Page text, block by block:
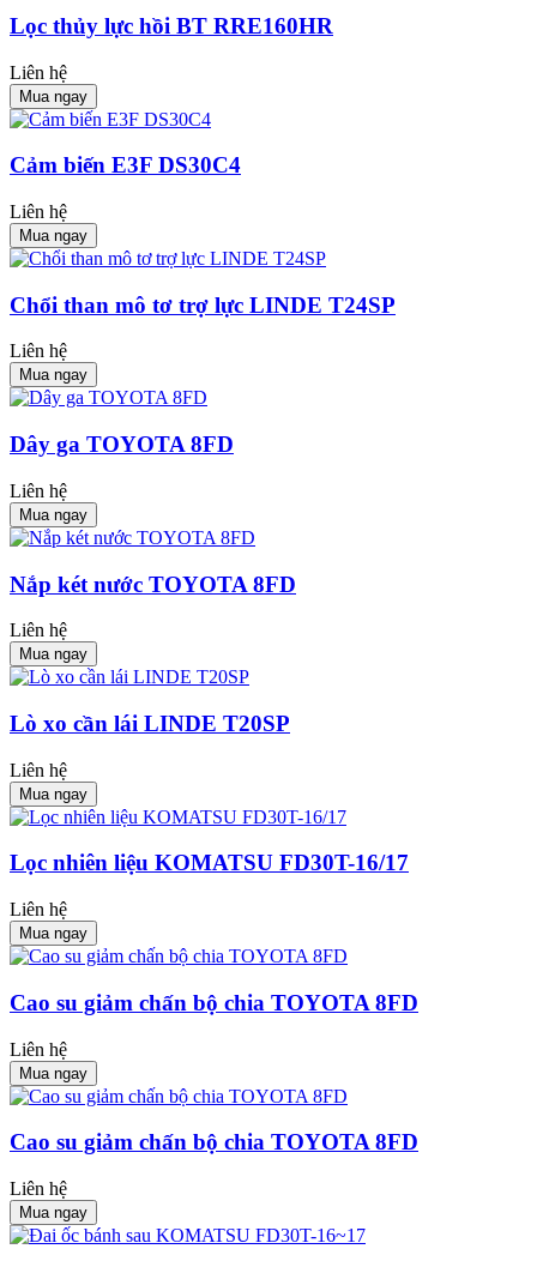
Lọc thủy lực hồi BT RRE160HR
Liên hệ
Mua ngay
Cảm biến E3F DS30C4
Liên hệ
Mua ngay
Chổi than mô tơ trợ lực LINDE T24SP
Liên hệ
Mua ngay
Dây ga TOYOTA 8FD
Liên hệ
Mua ngay
Nắp két nước TOYOTA 8FD
Liên hệ
Mua ngay
Lò xo cần lái LINDE T20SP
Liên hệ
Mua ngay
Lọc nhiên liệu KOMATSU FD30T-16/17
Liên hệ
Mua ngay
Cao su giảm chấn bộ chia TOYOTA 8FD
Liên hệ
Mua ngay
Cao su giảm chấn bộ chia TOYOTA 8FD
Liên hệ
Mua ngay